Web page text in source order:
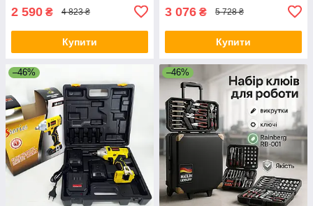
2 590 ₴ 4 823 ₴
Купити
3 076 ₴ 5 728 ₴
Купити
–46% –46%